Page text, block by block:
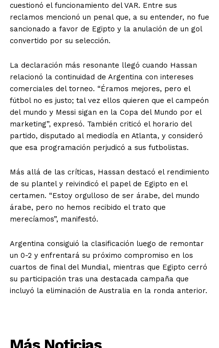
cuestionó el funcionamiento del VAR. Entre sus
reclamos mencionó un penal que, a su entender, no fue
sancionado a favor de Egipto y la anulación de un gol
convertido por su selección.
La declaración más resonante llegó cuando Hassan
relacionó la continuidad de Argentina con intereses
comerciales del torneo. “Éramos mejores, pero el
fútbol no es justo; tal vez ellos quieren que el campeón
del mundo y Messi sigan en la Copa del Mundo por el
marketing”, expresó. También criticó el horario del
partido, disputado al mediodía en Atlanta, y consideró
que esa programación perjudicó a sus futbolistas.
Más allá de las críticas, Hassan destacó el rendimiento
de su plantel y reivindicó el papel de Egipto en el
certamen. “Estoy orgulloso de ser árabe, del mundo
árabe, pero no hemos recibido el trato que
merecíamos”, manifestó.
Argentina consiguió la clasificación luego de remontar
un 0-2 y enfrentará su próximo compromiso en los
cuartos de final del Mundial, mientras que Egipto cerró
su participación tras una destacada campaña que
incluyó la eliminación de Australia en la ronda anterior.